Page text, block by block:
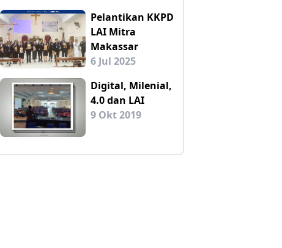
Pelantikan KKPD
LAI Mitra
Makassar
6 Jul 2025
Digital, Milenial,
4.0 dan LAI
9 Okt 2019